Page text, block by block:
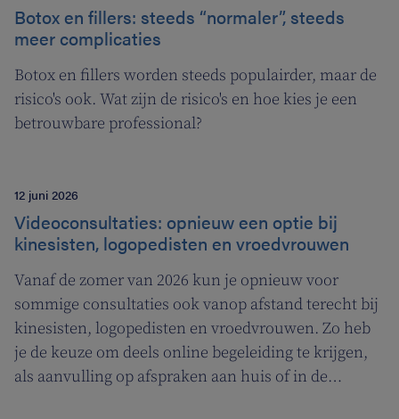
Botox en fillers: steeds “normaler”, steeds
meer complicaties
Botox en fillers worden steeds populairder, maar de
risico's ook. Wat zijn de risico's en hoe kies je een
betrouwbare professional?
12 juni 2026
Videoconsultaties: opnieuw een optie bij
kinesisten, logopedisten en vroedvrouwen
Vanaf de zomer van 2026 kun je opnieuw voor
sommige consultaties ook vanop afstand terecht bij
kinesisten, logopedisten en vroedvrouwen. Zo heb
je de keuze om deels online begeleiding te krijgen,
als aanvulling op afspraken aan huis of in de